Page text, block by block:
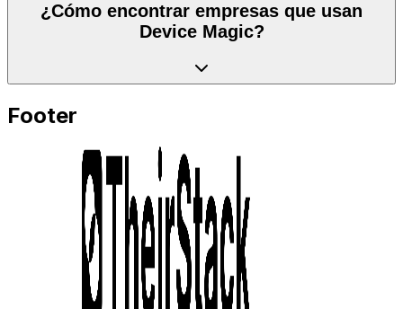
¿Cómo encontrar empresas que usan
Device Magic?
Footer